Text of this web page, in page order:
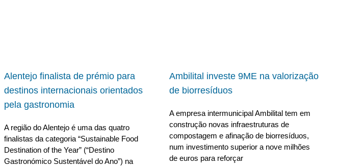
Alentejo finalista de prémio para
destinos internacionais orientados
pela gastronomia
A região do Alentejo é uma das quatro
finalistas da categoria “Sustainable Food
Destination of the Year” (“Destino
Gastronómico Sustentável do Ano”) na
Ambilital investe 9ME na valorização
de biorresíduos
A empresa intermunicipal Ambilital tem em
construção novas infraestruturas de
compostagem e afinação de biorresíduos,
num investimento superior a nove milhões
de euros para reforçar